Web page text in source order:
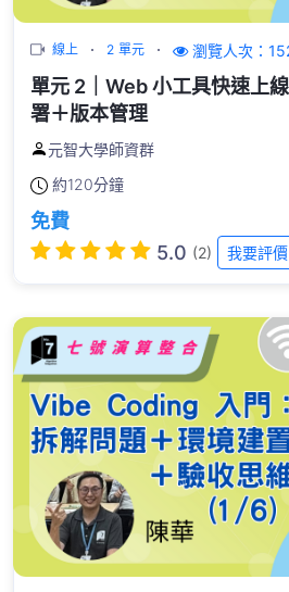
線上 2 單元 瀏覽人次：
單元 2｜Web 小工具快速上
署＋版本管理
元智大學師資群
約120分鐘
免費
5.0 (2) 我要評價